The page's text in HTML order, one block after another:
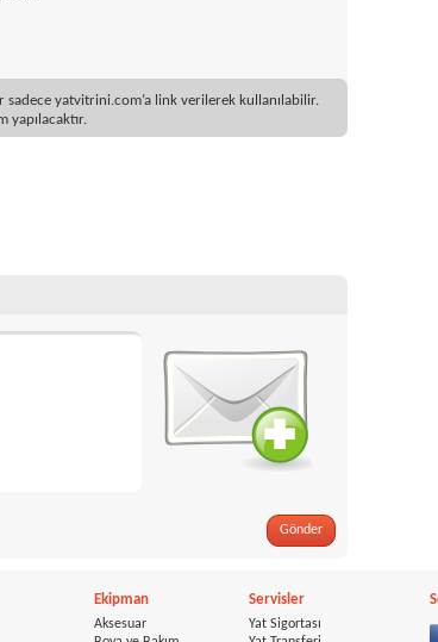
sadece yatvitrini.com’a link verilerek kullanılabilir.
yapılacaktır.
Gönder
Ekipman
Aksesuar
Servisler
Yat Sigortası